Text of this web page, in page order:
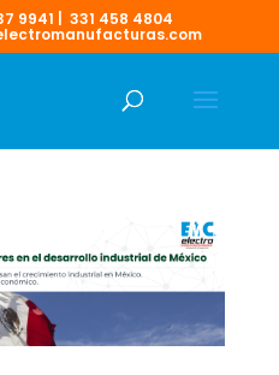
9941 | 331 458 4804